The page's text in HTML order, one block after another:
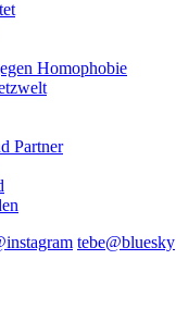
Homophobie
Partner
tebe@bluesky